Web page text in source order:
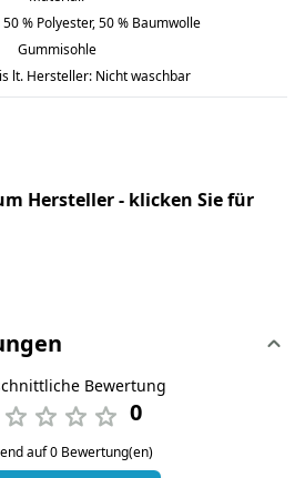
% Polyester, 50 % Baumwolle
Gummisohle
lt. Hersteller: Nicht waschbar
Hersteller - klicken Sie für
Bewertung
0
auf 0 Bewertung(en)